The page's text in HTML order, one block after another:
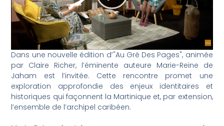
Dans une nouvelle édition d’"Au Gré Des Pages", animée
par Claire Richer, l’éminente auteure Marie-Reine de
Jaham est l’invitée. Cette rencontre promet une
exploration approfondie des enjeux identitaires et
historiques qui façonnent la Martinique et, par extension,
l’ensemble de l’archipel caribéen.